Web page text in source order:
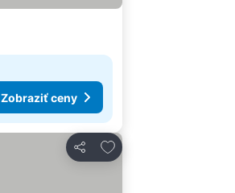
Zobraziť ceny
Zdieľať
Pridať do obľúbených